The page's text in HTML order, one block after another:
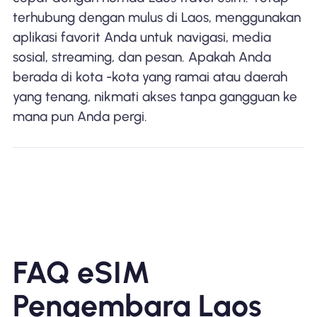
terhubung dengan mulus di Laos, menggunakan
aplikasi favorit Anda untuk navigasi, media
sosial, streaming, dan pesan. Apakah Anda
berada di kota -kota yang ramai atau daerah
yang tenang, nikmati akses tanpa gangguan ke
mana pun Anda pergi.
FAQ eSIM
Pengembara Laos